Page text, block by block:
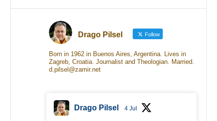
Drago Pilsel Follow
Born in 1962 in Buenos Aires, Argentina. Lives in
Zagreb, Croatia. Journalist and Theologian. Married.
d.pilsel@zamir.net
Drago Pilsel 4 Jul